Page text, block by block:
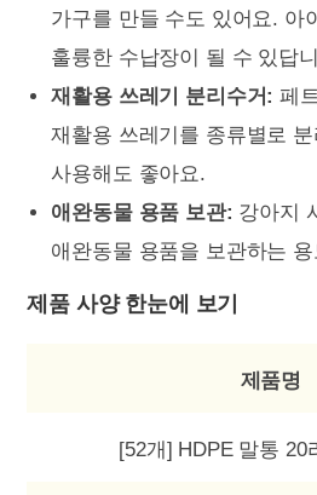
가구를 만들 수도 있어요. 아
훌륭한 수납장이 될 수 있답
재활용 쓰레기 분리수거: 페
재활용 쓰레기를 종류별로
사용해도 좋아요.
애완동물 용품 보관: 강아지
애완동물 용품을 보관하는
제품 사양 한눈에 보기
제품명
[52개] HDPE 말통 20